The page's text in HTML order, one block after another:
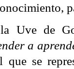
Uve de
a
se